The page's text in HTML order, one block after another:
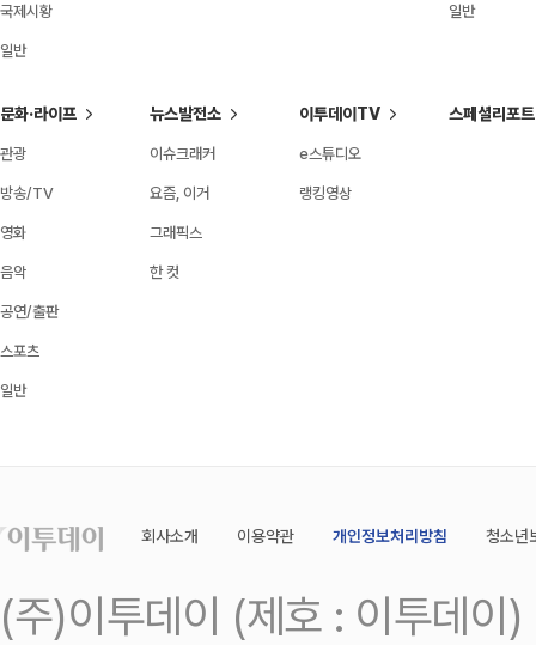
국제시황
일반
일반
문화·라이프
관광
방송/TV
영화
음악
공연/출판
스포츠
일반
뉴스발전소
이슈크래커
요즘, 이거
그래픽스
한 컷
이투데이TV
e스튜디오
랭킹영상
스페셜리포트
회사소개 이용약관 개인정보처리방침 청소년
(주)이투데이 (제호 : 이투데